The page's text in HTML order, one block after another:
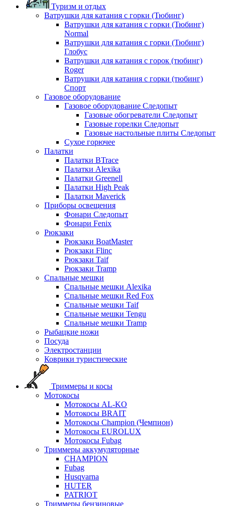
Туризм и отдых
Ватрушки для катания с горки (Тюбинг)
Ватрушки для катания с горки (Тюбинг)
Normal
Ватрушки для катания с горки (Тюбинг)
Глобус
Ватрушки для катания с горок (тюбинг)
Roger
Ватрушки для катания с горки (тюбинг)
Спорт
Газовое оборудование
Газовое оборудование Следопыт
Газовые обогреватели Следопыт
Газовые горелки Следопыт
Газовые настольные плиты Следопыт
Сухое горючее
Палатки
Палатки BTrace
Палатки Alexika
Палатки Greenell
Палатки High Peak
Палатки Maverick
Приборы освещения
Фонари Следопыт
Фонари Fenix
Рюкзаки
Рюкзаки BoatMaster
Рюкзаки Flinc
Рюкзаки Taif
Рюкзаки Tramp
Спальные мешки
Спальные мешки Alexika
Спальные мешки Red Fox
Спальные мешки Taif
Спальные мешки Tengu
Спальные мешки Tramp
Рыбацкие ножи
Посуда
Электростанции
Коврики туристические
Триммеры и косы
Мотокосы
Мотокосы AL-KO
Мотокосы BRAIT
Мотокосы Champion (Чемпион)
Мотокосы EUROLUX
Мотокосы Fubag
Триммеры аккумуляторные
CHAMPION
Fubag
Husqvarna
HUTER
PATRIOT
Триммеры бензиновые